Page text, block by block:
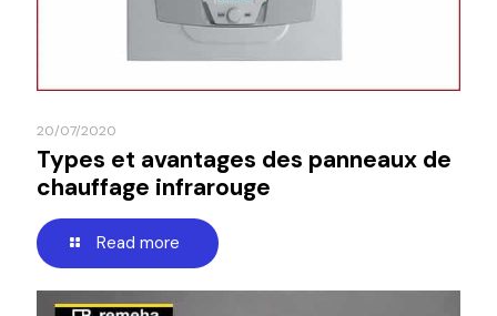
20/07/2020
Types et avantages des panneaux de
chauffage infrarouge
Read more